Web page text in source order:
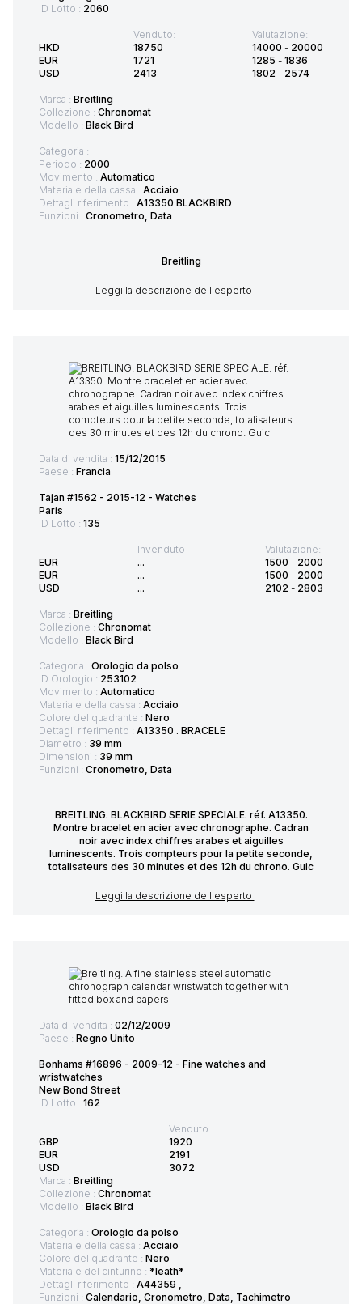
ID Lotto : 2060
HKD
EUR
USD
Venduto:
18750
1721
2413
Valutazione:
14000 - 20000
1285 - 1836
1802 - 2574
Marca : Breitling
Collezione : Chronomat
Modello : Black Bird
Categoria :
Periodo : 2000
Movimento : Automatico
Materiale della cassa : Acciaio
Dettagli riferimento : A13350 BLACKBIRD
Funzioni : Cronometro, Data
Breitling
Leggi la descrizione dell'esperto
Data di vendita : 15/12/2015
Paese : Francia
Tajan #1562 - 2015-12 - Watches
Paris
ID Lotto : 135
EUR
EUR
USD
Invenduto
...
...
...
Valutazione:
1500 - 2000
1500 - 2000
2102 - 2803
Marca : Breitling
Collezione : Chronomat
Modello : Black Bird
Categoria : Orologio da polso
ID Orologio : 253102
Movimento : Automatico
Materiale della cassa : Acciaio
Colore del quadrante : Nero
Dettagli riferimento : A13350 . BRACELE
Diametro : 39 mm
Dimensioni : 39 mm
Funzioni : Cronometro, Data
BREITLING. BLACKBIRD SERIE SPECIALE. réf. A13350.
Montre bracelet en acier avec chronographe. Cadran
noir avec index chiffres arabes et aiguilles
luminescents. Trois compteurs pour la petite seconde,
totalisateurs des 30 minutes et des 12h du chrono. Guic
Leggi la descrizione dell'esperto
Data di vendita : 02/12/2009
Paese : Regno Unito
Bonhams #16896 - 2009-12 - Fine watches and
wristwatches
New Bond Street
ID Lotto : 162
GBP
EUR
USD
Venduto:
1920
2191
3072
Marca : Breitling
Collezione : Chronomat
Modello : Black Bird
Categoria : Orologio da polso
Materiale della cassa : Acciaio
Colore del quadrante : Nero
Materiale del cinturino : *leath*
Dettagli riferimento : A44359 ,
Funzioni : Calendario, Cronometro, Data, Tachimetro